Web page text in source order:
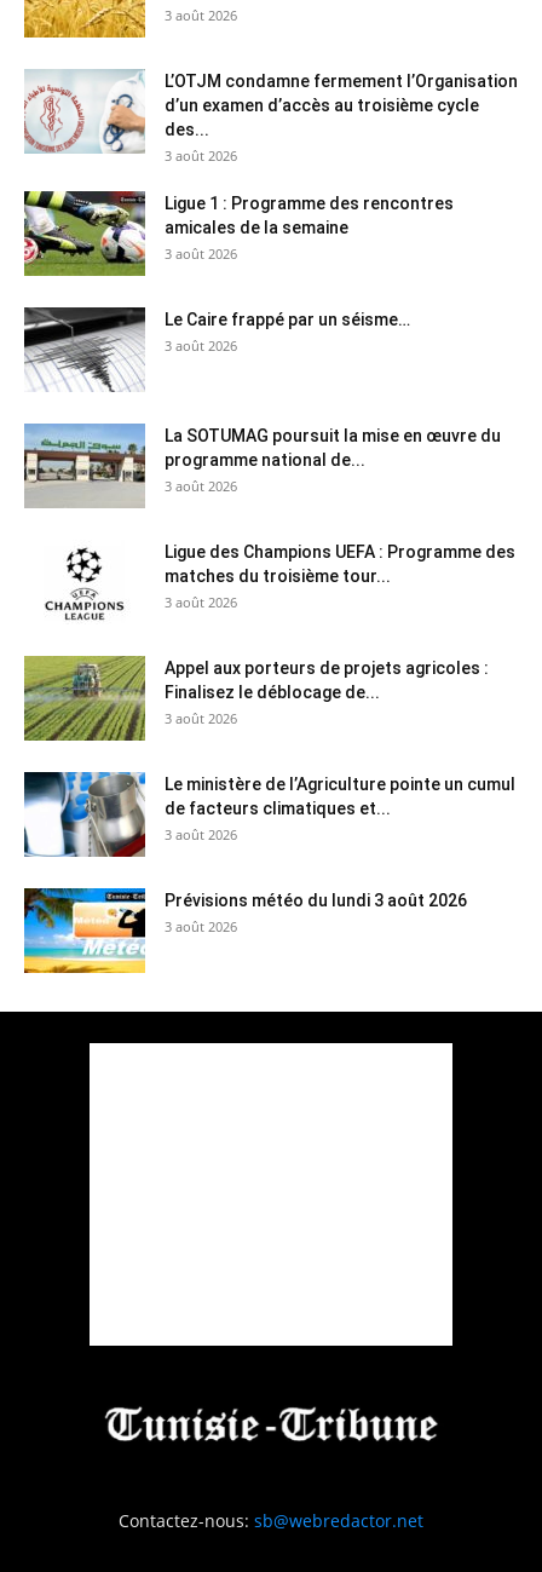
3 août 2026
L’OTJM condamne fermement l’Organisation
d’un examen d’accès au troisième cycle
des...
3 août 2026
Ligue 1 : Programme des rencontres
amicales de la semaine
3 août 2026
Le Caire frappé par un séisme…
3 août 2026
La SOTUMAG poursuit la mise en œuvre du
programme national de...
3 août 2026
Ligue des Champions UEFA : Programme des
matches du troisième tour...
3 août 2026
Appel aux porteurs de projets agricoles :
Finalisez le déblocage de...
3 août 2026
Le ministère de l’Agriculture pointe un cumul
de facteurs climatiques et...
3 août 2026
Prévisions météo du lundi 3 août 2026
3 août 2026
Contactez-nous: sb@webredactor.net